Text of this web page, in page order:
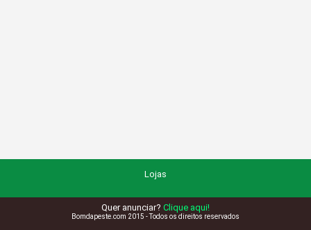
Lojas
Quer anunciar? Clique aqui!
Bomdapeste.com 2015 - Todos os direitos reservados